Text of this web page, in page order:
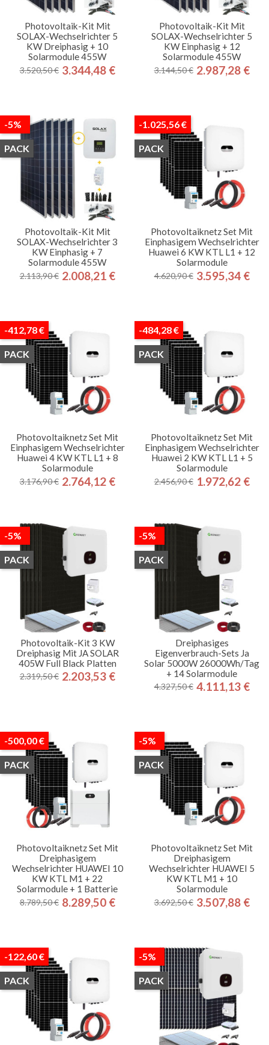
Photovoltaik-Kit Mit
SOLAX-Wechselrichter 5
KW Dreiphasig + 10
Solarmodule 455W
Regulärer
3.520,50 € Preis
3.344,48 €
Photovoltaik-Kit Mit
SOLAX-Wechselrichter 5
KW Einphasig + 12
Solarmodule 455W
Regulärer
3.144,50 € Preis
2.987,28 €
Photovoltaik-Kit Mit
SOLAX-Wechselrichter 3
KW Einphasig + 7
Solarmodule 455W
Regulärer
2.113,90 € Preis
2.008,21 €
-5%
PACK
Photovoltaiknetz Set Mit
Einphasigem Wechselrichter
Huawei 6 KW KTL L1 + 12
Solarmodule
Regulärer
4.620,90 € Preis
3.595,34 €
-1.025,56 €
PACK
Photovoltaiknetz Set Mit
Einphasigem Wechselrichter
Huawei 4 KW KTL L1 + 8
Solarmodule
Regulärer
3.176,90 € Preis
2.764,12 €
-412,78 €
PACK
Photovoltaiknetz Set Mit
Einphasigem Wechselrichter
Huawei 2 KW KTL L1 + 5
Solarmodule
Regulärer
2.456,90 € Preis
1.972,62 €
-484,28 €
PACK
Photovoltaik-Kit 3 KW
Dreiphasig Mit JA SOLAR
405W Full Black Platten
Regulärer
2.319,50 € Preis
2.203,53 €
-5%
PACK
Dreiphasiges
Eigenverbrauch-Sets Ja
Solar 5000W 26000Wh/Tag
+ 14 Solarmodule
Regulärer
4.327,50 € Preis
4.111,13 €
-5%
PACK
Photovoltaiknetz Set Mit
Dreiphasigem
Wechselrichter HUAWEI 10
KW KTL M1 + 22
Solarmodule + 1 Batterie
Regulärer
8.789,50 € Preis
8.289,50 €
-500,00 €
PACK
Photovoltaiknetz Set Mit
Dreiphasigem
Wechselrichter HUAWEI 5
KW KTL M1 + 10
Solarmodule
Regulärer
3.692,50 € Preis
3.507,88 €
-5%
PACK
-122,60 €
PACK
-5%
PACK